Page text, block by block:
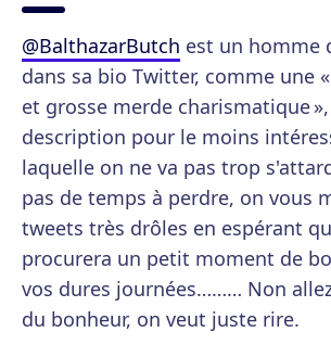
@BalthazarButch est un homme
dans sa bio Twitter, comme une
et grosse merde charismatique
description pour le moins
laquelle on ne va pas trop
pas de temps à perdre, on vous
tweets très drôles en espérant
procurera un petit moment de
vos dures journées……… Non
du bonheur, on veut juste rire.